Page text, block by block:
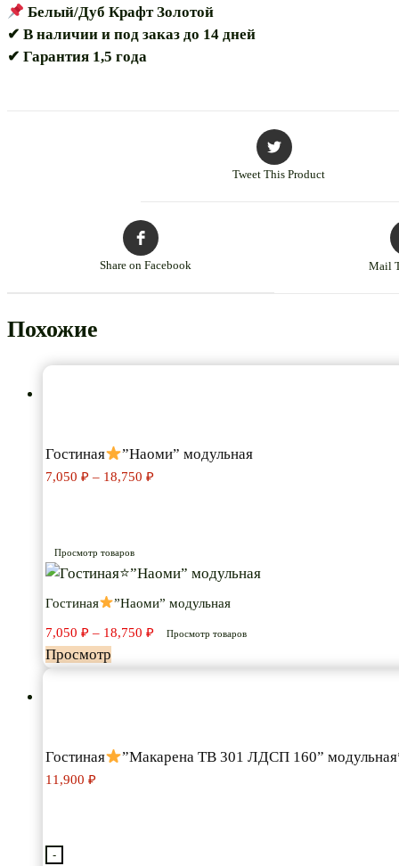
Белый/Дуб Крафт Золотой
✔ В наличии и под заказ до 14 дней
✔ Гарантия 1,5 года
Tweet This Product
Share on Facebook Mail
Похожие
Гостиная ”Наоми” модульная
7,050 ₽ – 18,750 ₽
Просмотр товаров
Гостиная ”Наоми” модульная
7,050 ₽ – 18,750 ₽ Диапазон
цен:
Просмотр товаров
Просмотр
Гостиная ”Макарена ТВ 301 ЛДСП 160”
11,900 ₽
-